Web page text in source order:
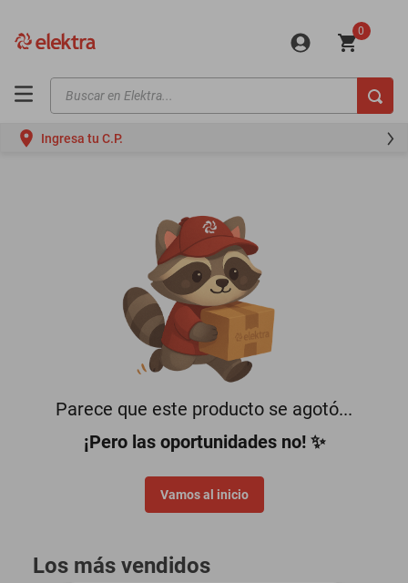
0
Buscar en Elektra...
Ingresa tu C.P.
Parece que este producto se agotó...
¡Pero las oportunidades no! ✨
Vamos al inicio
Los más vendidos
motos
oppo
minisplit